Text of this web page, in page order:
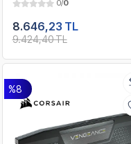
USB3.2 2.5G LAN WI-FI 6E
MATX
0/0
8.646,23 TL
9.424,40 TL
%8